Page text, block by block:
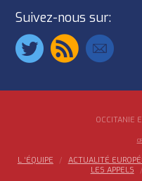
Suivez-nous sur:
OCCITANIE
L ‘ÉQUIPE ACTUALITÉ
LES APPELS